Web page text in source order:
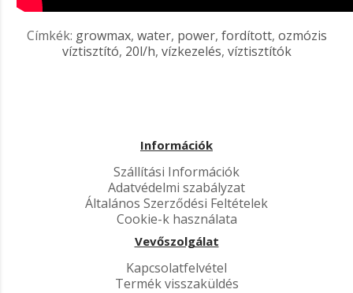
Címkék: growmax, water, power, fordított, ozmózis
víztisztító, 20l/h, vízkezelés, víztisztítók
Információk
Szállítási Információk
Adatvédelmi szabályzat
Általános Szerződési Feltételek
Cookie-k használata
Vevőszolgálat
Kapcsolatfelvétel
Termék visszaküldés